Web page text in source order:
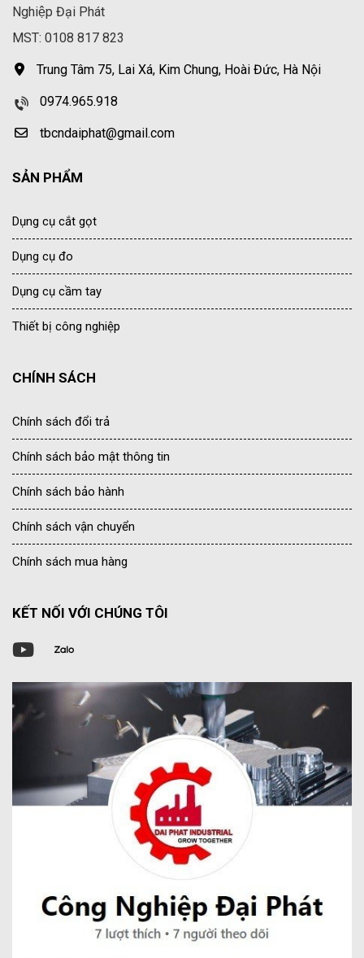
Nghiệp Đại Phát
MST: 0108 817 823
Trung Tâm 75, Lai Xá, Kim Chung, Hoài Đức, Hà Nội
0974.965.918
tbcndaiphat@gmail.com
SẢN PHẨM
Dụng cụ cắt gọt
Dụng cụ đo
Dụng cụ cầm tay
Thiết bị công nghiệp
CHÍNH SÁCH
Chính sách đổi trả
Chính sách bảo mật thông tin
Chính sách bảo hành
Chính sách vận chuyển
Chính sách mua hàng
KẾT NỐI VỚI CHÚNG TÔI